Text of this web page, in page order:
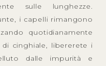
sulle lunghezze.
i capelli rimangono
quotidianamente
cinghiale, libererete i
dalle impurità e